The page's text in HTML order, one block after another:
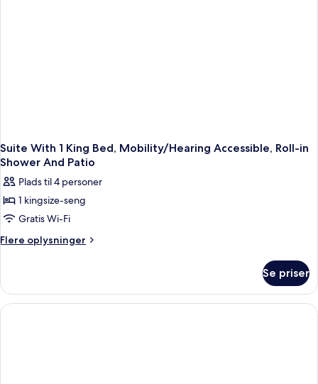
Suite With 1 King Bed, Mobility/Hearing Accessible, Roll-in
Shower And Patio
Plads til 4 personer
1 kingsize-seng
Gratis Wi-Fi
Flere oplysninger
Flere
With
King
Se priser